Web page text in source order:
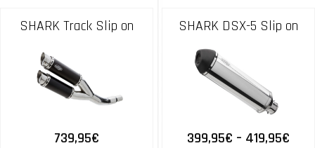
SHARK Track Slip on
739,95€
SHARK DSX-5 Slip on
399,95€ – 419,95€